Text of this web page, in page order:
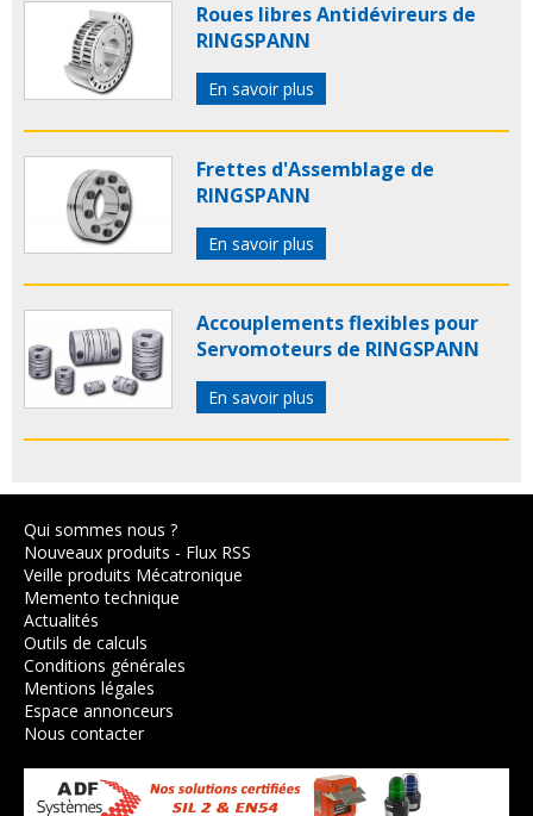
Roues libres Antidévireurs de
RINGSPANN
En savoir plus
Frettes d'Assemblage de
RINGSPANN
En savoir plus
Accouplements flexibles pour
Servomoteurs de RINGSPANN
En savoir plus
Qui sommes nous ?
Nouveaux produits - Flux RSS
Veille produits Mécatronique
Memento technique
Actualités
Outils de calculs
Conditions générales
Mentions légales
Espace annonceurs
Nous contacter